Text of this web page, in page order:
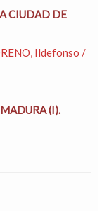
CIUDAD DE
Ildefonso /
(I).